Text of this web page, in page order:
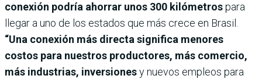
conexión podría ahorrar unos 300 kilómetrospara
llegar a uno de los estados que más crece en Brasil.
“Una conexión más directa significa menores
costos para nuestros productores, más comercio,
más industrias, inversionesy nuevos empleos para